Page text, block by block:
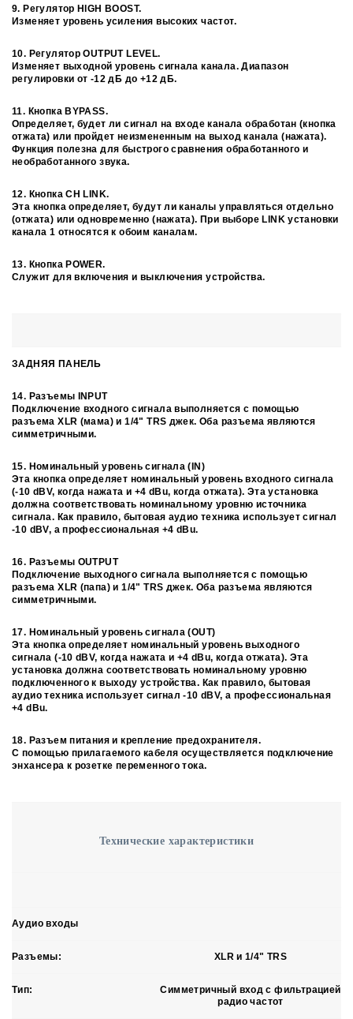
9. Регулятор HIGH BOOST.
Изменяет уровень усиления высоких частот.
10. Регулятор OUTPUT LEVEL.
Изменяет выходной уровень сигнала канала. Диапазон
регулировки от -12 дБ до +12 дБ.
11. Кнопка BYPASS.
Определяет, будет ли сигнал на входе канала обработан (кнопка
отжата) или пройдет неизмененным на выход канала (нажата).
Функция полезна для быстрого сравнения обработанного и
необработанного звука.
12. Кнопка CH LINK.
Эта кнопка определяет, будут ли каналы управляться отдельно
(отжата) или одновременно (нажата). При выборе LINK установки
канала 1 относятся к обоим каналам.
13. Кнопка POWER.
Служит для включения и выключения устройства.
ЗАДНЯЯ ПАНЕЛЬ
14. Разъемы INPUT
Подключение входного сигнала выполняется с помощью
разъема XLR (мама) и 1/4" TRS джек. Оба разъема являются
симметричными.
15. Номинальный уровень сигнала (IN)
Эта кнопка определяет номинальный уровень входного сигнала
(-10 dBV, когда нажата и +4 dBu, когда отжата). Эта установка
должна соответствовать номинальному уровню источника
сигнала. Как правило, бытовая аудио техника использует сигнал
-10 dBV, а профессиональная +4 dBu.
16. Разъемы OUTPUT
Подключение выходного сигнала выполняется с помощью
разъема XLR (папа) и 1/4" TRS джек. Оба разъема являются
симметричными.
17. Номинальный уровень сигнала (OUT)
Эта кнопка определяет номинальный уровень выходного
сигнала (-10 dBV, когда нажата и +4 dBu, когда отжата). Эта
установка должна соответствовать номинальному уровню
подключенного к выходу устройства. Как правило, бытовая
аудио техника использует сигнал -10 dBV, а профессиональная
+4 dBu.
18. Разъем питания и крепление предохранителя.
С помощью прилагаемого кабеля осуществляется подключение
энхансера к розетке переменного тока.
Технические характеристики
Аудио входы
Разъемы: XLR и 1/4" TRS
Тип:
Симметричный вход c фильтрацией
радио частот